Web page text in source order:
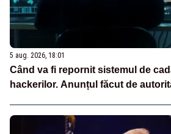
5 aug. 2026, 18:01
Când va fi repornit sistemul de
hackerilor. Anunțul făcut de